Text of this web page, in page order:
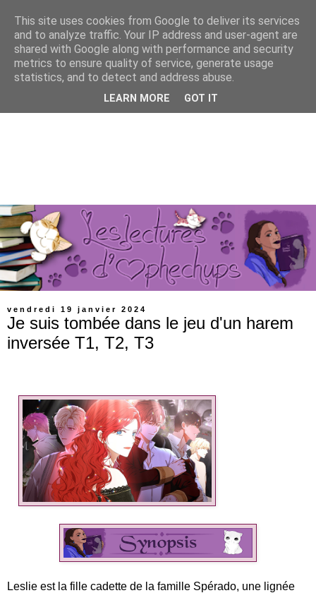
vendredi 19 janvier 2024
Je suis tombée dans le jeu d'un harem
inversée T1, T2, T3
Leslie est la fille cadette de la famille Spérado, une lignée
This site uses cookies from Google to deliver its services
and to analyze traffic. Your IP address and user-agent are
shared with Google along with performance and security
metrics to ensure quality of service, generate usage
statistics, and to detect and address abuse.
LEARN MORE GOT IT